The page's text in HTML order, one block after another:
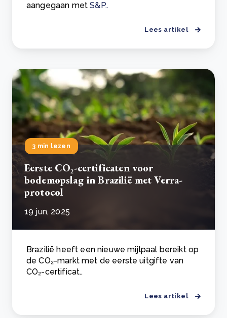
aangegaan metS&P..
Lees artikel
3 min lezen
Eerste CO₂-certificaten voor
bodemopslag in Brazilië met Verra-
protocol
19 jun, 2025
Brazilië heeft een nieuwe mijlpaal bereikt op
de CO₂-markt met de eerste uitgifte van
CO₂-certificat..
Lees artikel